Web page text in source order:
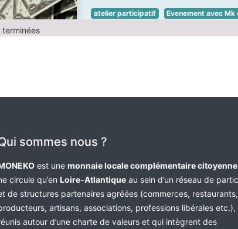
atelier participatif Evenement avec
sommes nous ?
est une monnaie locale complémentaire citoyenne
circule qu’en Loire-Atlantique au sein d’un réseau de
de structures partenaires agréées (commerces, restaurants,
artisans, associations, professions libérales etc.),
autour d’une charte de valeurs et qui intègrent des